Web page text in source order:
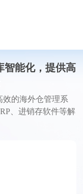
智能化，提供高
效的海外仓管理系
、进销存软件等解